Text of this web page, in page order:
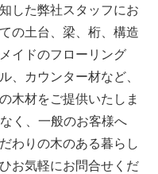
した弊社スタッフにお
の土台、梁、桁、構造
イドのフローリング
、カウンター材など、
木材をご提供いたしま
く、一般のお客様へ
わりの木のある暮らし
お気軽にお問合せくだ